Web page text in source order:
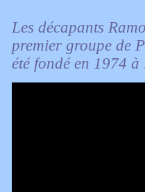
Les décapants
premier groupe de
été fondé en 1974